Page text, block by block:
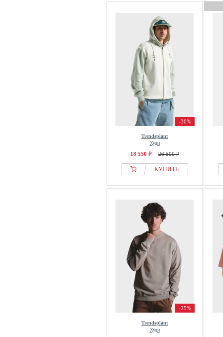
-30%
Trendsplant
Худи
18 550 ₽ 26 500 ₽
КУПИТЬ
-25%
Trendsplant
Худи